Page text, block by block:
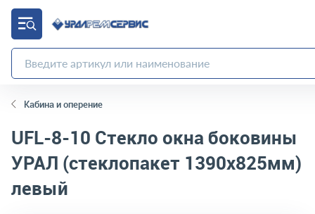
Кабина и оперение
UFL-8-10 Стекло окна боковины
УРАЛ (стеклопакет 1390х825мм)
левый